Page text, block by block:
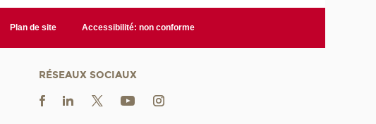
Plan de site Accessibilité: non conforme
RÉSEAUX SOCIAUX